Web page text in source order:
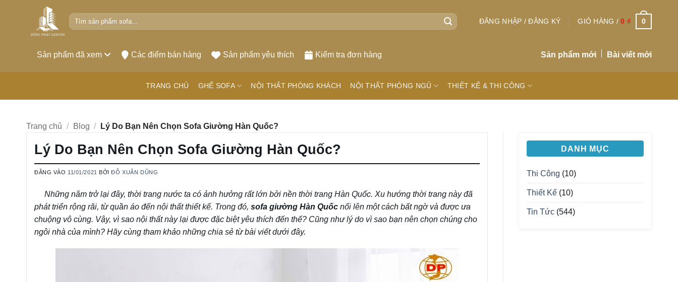
Tìm
kiếm:
ĐĂNG NHẬP / ĐĂNG KÝ GIỎ HÀNG /0 ₫ 0
Sản phẩm đã xem Các điểm bán hàng Sản phẩm yêu thích Kiểm tra đơn hàng Sản phẩm mới Bài viết mới
TRANG CHỦ GHẾ SOFA NỘI THẤT PHÒNG KHÁCH NỘI THẤT PHÒNG NGỦ THIẾT KẾ & THI CÔNG
Trang chủ / Blog / Lý Do Bạn Nên Chọn Sofa Giường Hàn Quốc?
Lý Do Bạn Nên Chọn Sofa Giường Hàn Quốc?
ĐĂNG VÀO 11/01/2021 BỞIĐỖ XUÂN DŨNG
Những năm trở lại đây, thời trang nước ta có ảnh hưởng rất lớn bởi nền thời trang Hàn Quốc. Xu hướng thời trang này đã
phát triển rộng rãi, từ quần áo đến nội thất thiết kế. Trong đó, sofa giường Hàn Quốc nổi lên một cách bất ngờ và được ưa
chuộng vô cùng. Vậy, vì sao nội thất này lại được đặc biệt yêu thích đến thế? Cũng như lý do vì sao bạn nên chọn chúng cho
ngôi nhà của mình? Hãy cùng tham khảo những chia sẻ từ bài viết dưới đây.
DANH MỤC
Thi Công (10)
Thiết Kế (10)
Tin Tức (544)